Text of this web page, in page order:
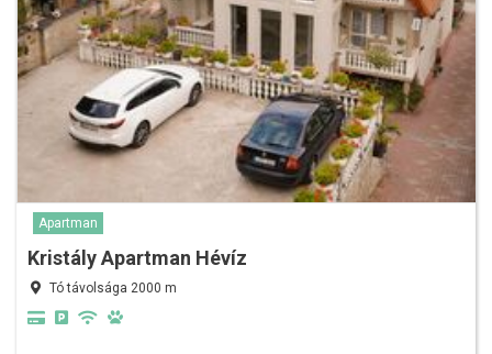
Apartman
Kristály Apartman Hévíz
Tó távolsága 2000 m